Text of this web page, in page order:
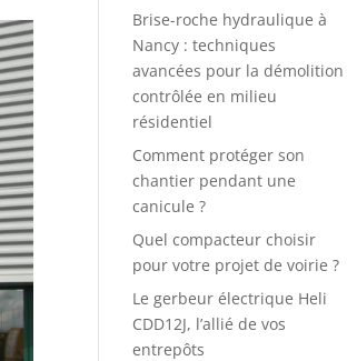
Brise-roche hydraulique à
Nancy : techniques
avancées pour la démolition
contrôlée en milieu
résidentiel
Comment protéger son
chantier pendant une
canicule ?
Quel compacteur choisir
pour votre projet de voirie ?
Le gerbeur électrique Heli
CDD12J, l’allié de vos
entrepôts